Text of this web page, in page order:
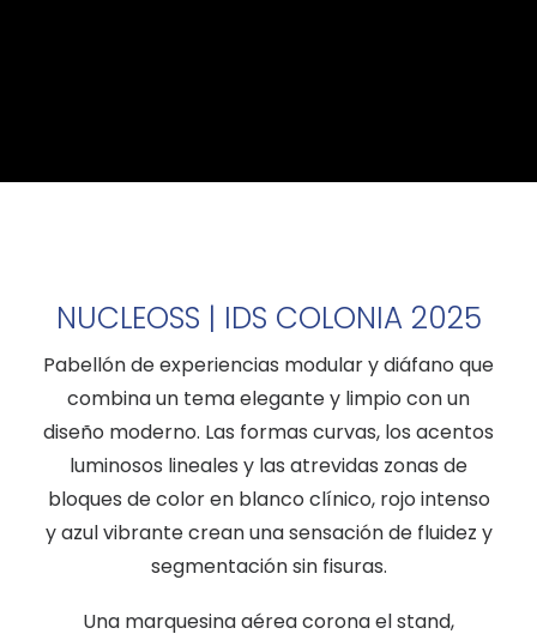
NUCLEOSS | IDS COLONIA 2025
Pabellón de experiencias modular y diáfano que
combina un tema elegante y limpio con un
diseño moderno. Las formas curvas, los acentos
luminosos lineales y las atrevidas zonas de
bloques de color en blanco clínico, rojo intenso
y azul vibrante crean una sensación de fluidez y
segmentación sin fisuras.
Una marquesina aérea corona el stand,